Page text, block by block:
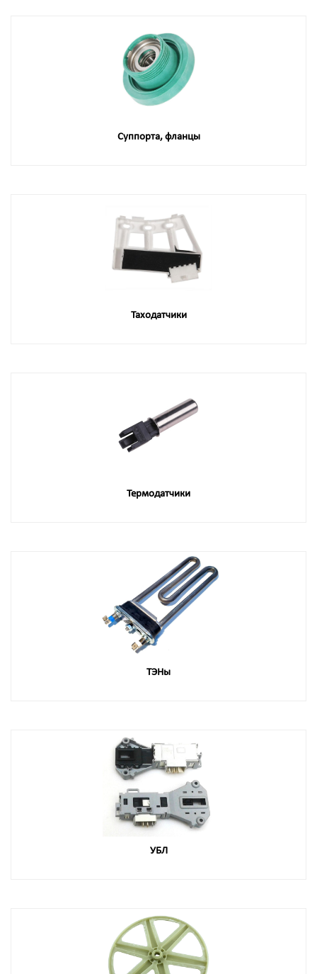
Суппорта, фланцы
Таходатчики
Термодатчики
ТЭНы
УБЛ